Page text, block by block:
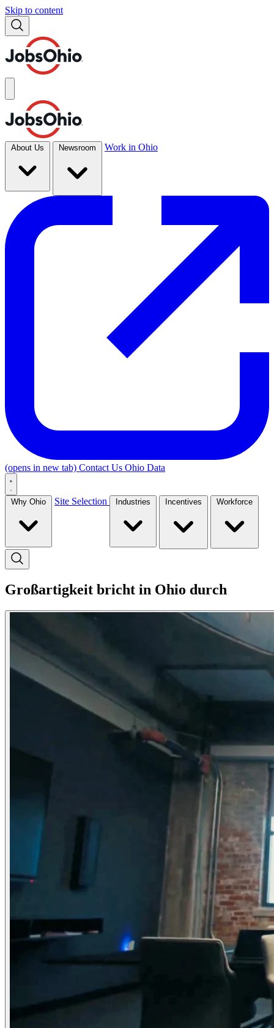
Skip to content
About Us Newsroom Work in Ohio
(opens in new tab) Contact Us Ohio Data
Why Ohio Site Selection Industries Incentives Workforce
Großartigkeit bricht in Ohio durch